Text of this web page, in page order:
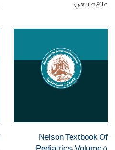
علاج طبيعي
Nelson Textbook Of